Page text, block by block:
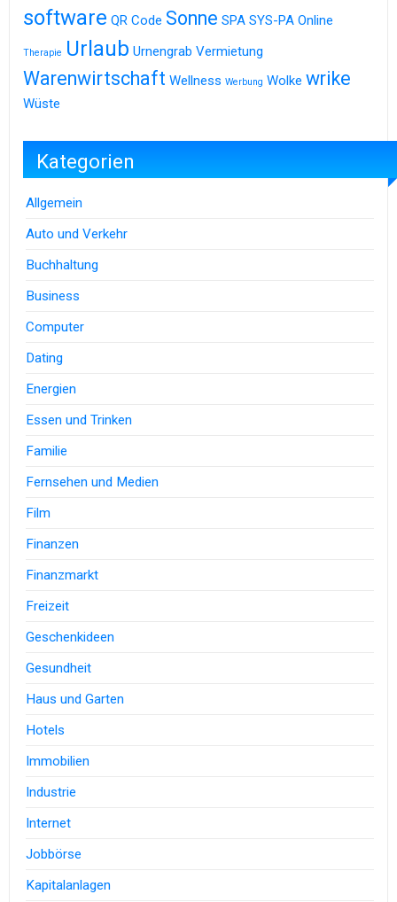
software QR Code Sonne SPA SYS-PA Online
Therapie Urlaub Urnengrab Vermietung
Warenwirtschaft Wellness Werbung Wolke wrike
Wüste
Kategorien
Allgemein
Auto und Verkehr
Buchhaltung
Business
Computer
Dating
Energien
Essen und Trinken
Familie
Fernsehen und Medien
Film
Finanzen
Finanzmarkt
Freizeit
Geschenkideen
Gesundheit
Haus und Garten
Hotels
Immobilien
Industrie
Internet
Jobbörse
Kapitalanlagen